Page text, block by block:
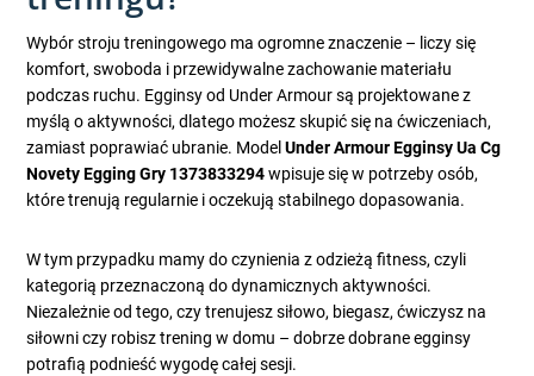
Wybór stroju treningowego ma ogromne znaczenie – liczy się
komfort, swoboda i przewidywalne zachowanie materiału
podczas ruchu. Egginsy od Under Armour są projektowane z
myślą o aktywności, dlatego możesz skupić się na ćwiczeniach,
zamiast poprawiać ubranie. ModelUnder Armour Egginsy Ua Cg
Novety Egging Gry 1373833294wpisuje się w potrzeby osób,
które trenują regularnie i oczekują stabilnego dopasowania.
W tym przypadku mamy do czynienia z odzieżą fitness, czyli
kategorią przeznaczoną do dynamicznych aktywności.
Niezależnie od tego, czy trenujesz siłowo, biegasz, ćwiczysz na
siłowni czy robisz trening w domu – dobrze dobrane egginsy
potrafią podnieść wygodę całej sesji.